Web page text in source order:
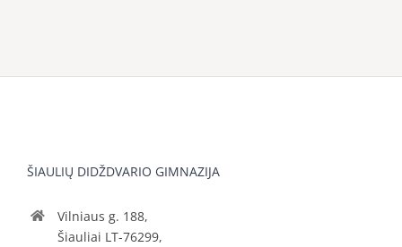
ŠIAULIŲ DIDŽDVARIO GIMNAZIJA
Vilniaus g. 188,
Šiauliai LT-76299,